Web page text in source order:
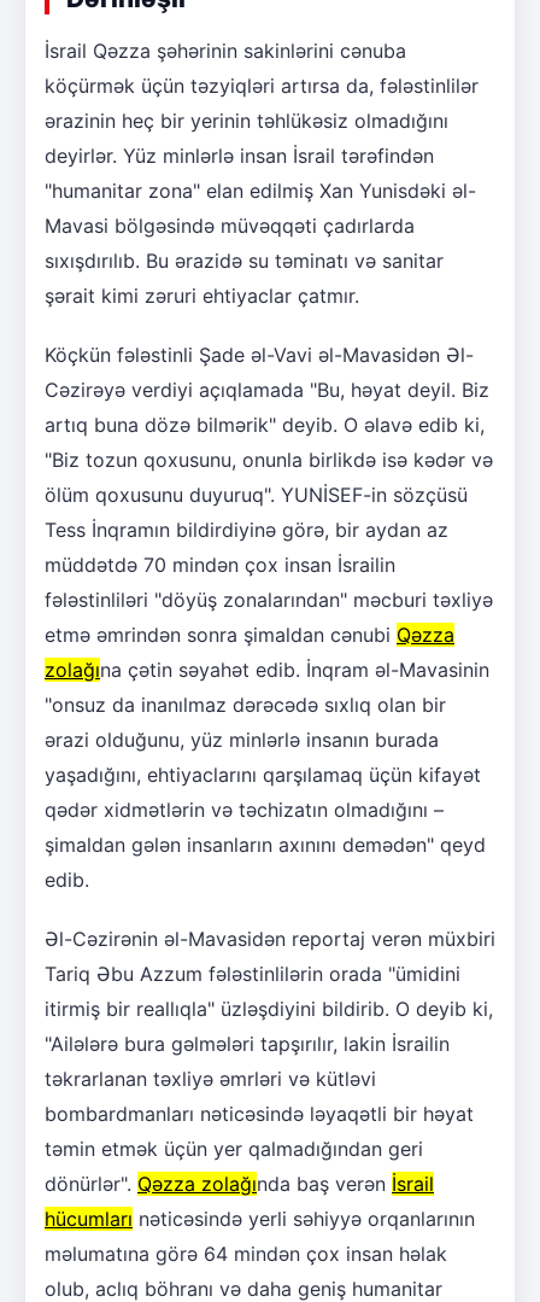
İsrail Qəzza şəhərinin sakinlərini cənuba
köçürmək üçün təzyiqləri artırsa da, fələstinlilər
ərazinin heç bir yerinin təhlükəsiz olmadığını
deyirlər. Yüz minlərlə insan İsrail tərəfindən
"humanitar zona" elan edilmiş Xan Yunisdəki əl-
Mavasi bölgəsində müvəqqəti çadırlarda
sıxışdırılıb. Bu ərazidə su təminatı və sanitar
şərait kimi zəruri ehtiyaclar çatmır.
Köçkün fələstinli Şade əl-Vavi əl-Mavasidən Əl-
Cəzirəyə verdiyi açıqlamada "Bu, həyat deyil. Biz
artıq buna dözə bilmərik" deyib. O əlavə edib ki,
"Biz tozun qoxusunu, onunla birlikdə isə kədər və
ölüm qoxusunu duyuruq". YUNİSEF-in sözçüsü
Tess İnqramın bildirdiyinə görə, bir aydan az
müddətdə 70 mindən çox insan İsrailin
fələstinliləri "döyüş zonalarından" məcburi təxliyə
etmə əmrindən sonra şimaldan cənubi Qəzza
zolağına çətin səyahət edib. İnqram əl-Mavasinin
"onsuz da inanılmaz dərəcədə sıxlıq olan bir
ərazi olduğunu, yüz minlərlə insanın burada
yaşadığını, ehtiyaclarını qarşılamaq üçün kifayət
qədər xidmətlərin və təchizatın olmadığını –
şimaldan gələn insanların axınını demədən" qeyd
edib.
Əl-Cəzirənin əl-Mavasidən reportaj verən müxbiri
Tariq Əbu Azzum fələstinlilərin orada "ümidini
itirmiş bir reallıqla" üzləşdiyini bildirib. O deyib ki,
"Ailələrə bura gəlmələri tapşırılır, lakin İsrailin
təkrarlanan təxliyə əmrləri və kütləvi
bombardmanları nəticəsində ləyaqətli bir həyat
təmin etmək üçün yer qalmadığından geri
dönürlər". Qəzza zolağında baş verən İsrail
hücumları nəticəsində yerli səhiyyə orqanlarının
məlumatına görə 64 mindən çox insan həlak
olub, aclıq böhranı və daha geniş humanitar